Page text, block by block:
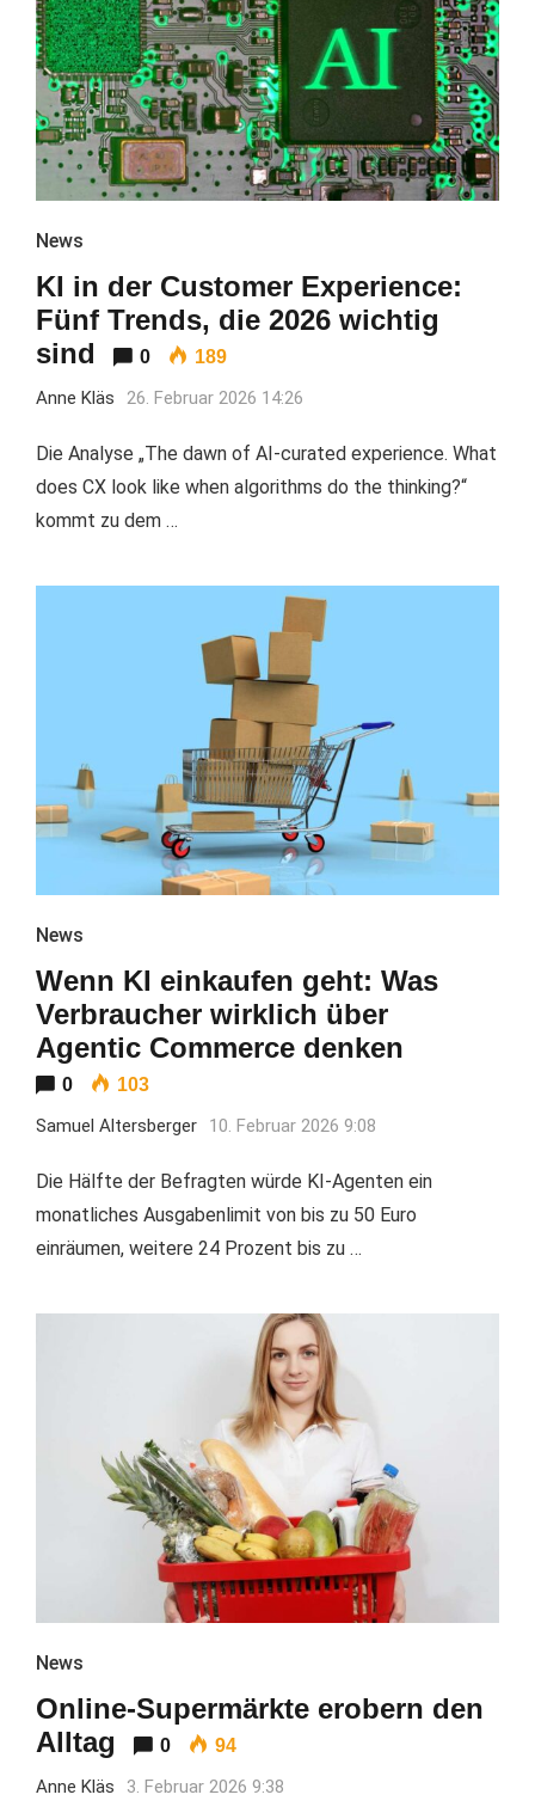
News
KI in der Customer Experience:
Fünf Trends, die 2026 wichtig
sind
0 189
Anne Kläs 26. Februar 2026 14:26
Die Analyse „The dawn of AI-curated experience. What
does CX look like when algorithms do the thinking?“
kommt zu dem …
News
Wenn KI einkaufen geht: Was
Verbraucher wirklich über
Agentic Commerce denken
0 103
Samuel Altersberger 10. Februar 2026 9:08
Die Hälfte der Befragten würde KI-Agenten ein
monatliches Ausgabenlimit von bis zu 50 Euro
einräumen, weitere 24 Prozent bis zu …
News
Online-Supermärkte erobern den
Alltag
0 94
Anne Kläs 3. Februar 2026 9:38